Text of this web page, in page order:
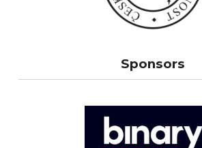
Sponsors